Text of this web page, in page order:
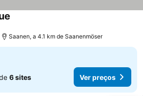
Saanen, a 4.1 km de Saanenmöser
6 sites Ver preços